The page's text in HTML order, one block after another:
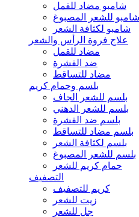
شامبو مضاد للقمل
شامبو للشعر المصبوغ
شامبو لكثافة الشعر
علاج فروة الرأس والشعر
مضاد للقمل
ضد القشرة
مضاد للتساقط
بلسم وحمام كريم
بلسم للشعر الجاف
بلسم للشعر الدهني
بلسم ضد القشرة
بلسم مضاد للتساقط
بلسم لكثافة الشعر
بلسم للشعر المصبوغ
حمام كريم للشعر
التصفيف
كريم للتصفيف
زيت للشعر
جل للشعر